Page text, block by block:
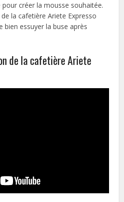
créer la mousse souhaitée.
la cafetière Ariete Expresso
bien essuyer la buse après
de la cafetière Ariete